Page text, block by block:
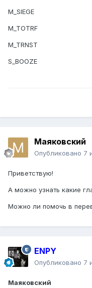
M_SIEGE
M_TOTRF
M_TRNST
S_BOOZE
Маяковский
Опубликовано 7
Приветствую!
А можно узнать какие
Можно ли помочь в
ENPY
Опубликовано 7
Маяковский